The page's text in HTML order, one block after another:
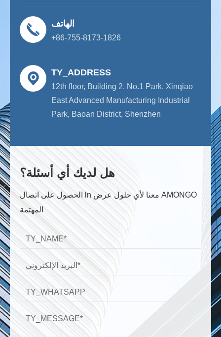
الهاتف
+86-755-8173-1826
TY_ADDRESS
12th floor, Building 2, No.1 Park, Xinqiao
East Advanced Manufacturing Industrial
Park, Baoan District, Shenzhen
هل لديك أي أسئلة؟
الحصول على اتصال ln معنا لأي حلول عرض AMONGO
المهتمة